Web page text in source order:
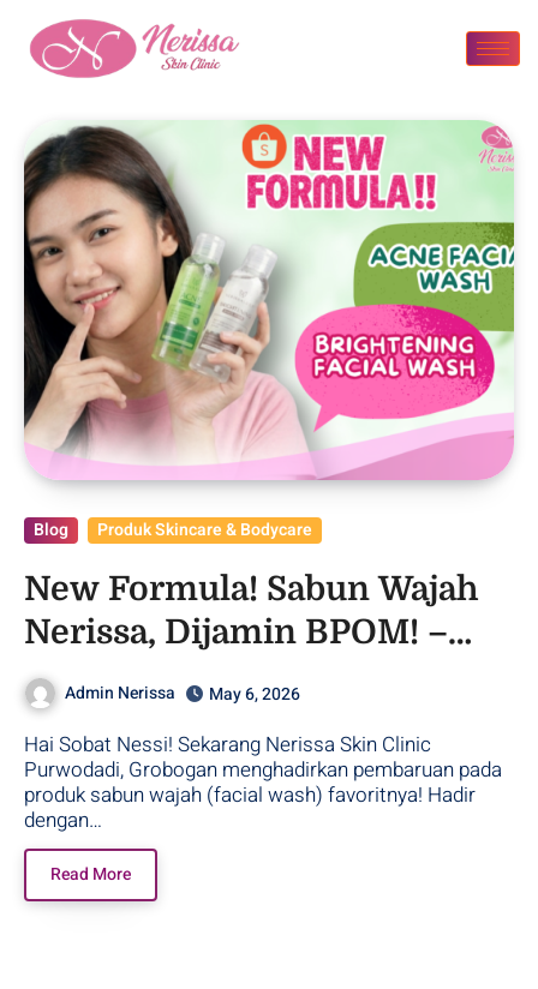
Blog Produk Skincare & Bodycare
New Formula! Sabun Wajah
Nerissa, Dijamin BPOM! –
Purwodadi
Admin Nerissa May 6, 2026
Hai Sobat Nessi! Sekarang Nerissa Skin Clinic
Purwodadi, Grobogan menghadirkan pembaruan pada
produk sabun wajah (facial wash) favoritnya! Hadir
dengan…
Read More